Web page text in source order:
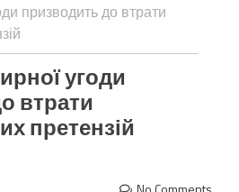
призводить до втрати
угоди
втрати
претензій